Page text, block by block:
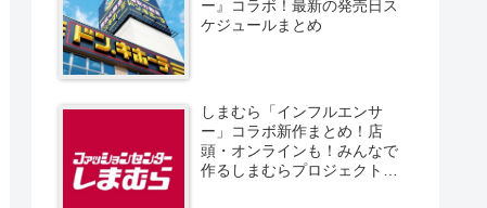
ー』コラボ！最新の発売日ス
ケジュールまとめ
しまむら「インフルエンサ
ー」コラボ新作まとめ！店
頭・オンラインも！みんなで
作るしまむらプロジェクト！